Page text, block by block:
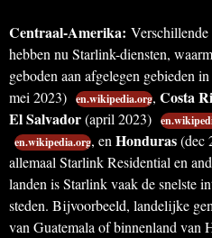
Centraal-Amerika:
hebben nu Starlink-diensten,
geboden aan afgelegen gebieden
mei 2023) en.wikipedia.org, Costa
El Salvador(april 2023)
en.wikipedia.org, enHonduras(dec
allemaal Starlink Residential en
landen is Starlink vaak de snelste
steden. Bijvoorbeeld, landelijke
van Guatemala of binnenland van